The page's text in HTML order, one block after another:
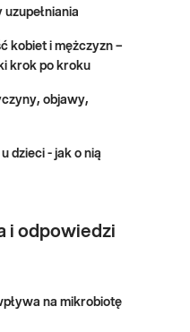
materiał do
badań niezbędna
krwi.
uzupełniania
kobiet i mężczyzn –
krok po kroku
objawy,
dzieci - jak o nią
i odpowiedzi
na mikrobiotę